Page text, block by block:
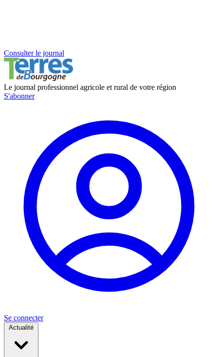
Consulter le journal
Le journal professionnel agricole et rural de votre région
S'abonner
Se connecter
Actualité